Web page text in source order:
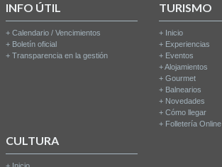
INFO ÚTIL
+Calendario / Vencimientos
+ Boletín oficial
+Transparencia en la gestión
TURISMO
+ Inicio
+ Experiencias
+ Eventos
+Alojamientos
+Gourmet
+ Balnearios
+ Novedades
+Cómo llegar
+ Folletería Online
CULTURA